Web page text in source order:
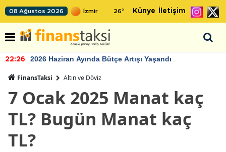
08 Ağustos 2026 26° Künye İletişim
22:26 2026 Haziran Ayında Bütçe Artışı Yaşandı
FinansTaksi Altın ve Döviz
7 Ocak 2025 Manat kaç
TL? Bugün Manat kaç
TL?